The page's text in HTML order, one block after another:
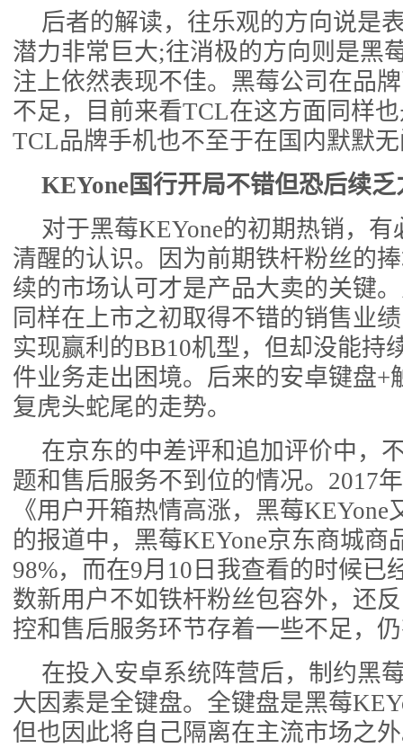
后者的解读，往乐观的方向说是
潜力非常巨大;往消极的方向则是黑
注上依然表现不佳。黑莓公司在品
不足，目前来看TCL在这方面同样
TCL品牌手机也不至于在国内默默
KEYone国行开局不错但恐后续乏
对于黑莓KEYone的初期热销，
清醒的认识。因为前期铁杆粉丝的
续的市场认可才是产品大卖的关键
同样在上市之初取得不错的销售业
实现赢利的BB10机型，但却没能持
件业务走出困境。后来的安卓键盘+
复虎头蛇尾的走势。
在京东的中差评和追加评价中，
题和售后服务不到位的情况。2017
《用户开箱热情高涨，黑莓
的报道中，黑莓KEYone京东商城商
98%，而在9月10日我查看的时候已
数新用户不如铁杆粉丝包容外，还
控和售后服务环节存着一些不足，
在投入安卓系统阵营后，制约黑
大因素是全键盘。全键盘是黑莓
但也因此将自己隔离在主流市场之